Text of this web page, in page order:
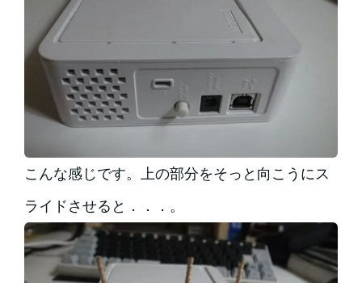
こんな感じです。上の部分をそっと向こうにス
ライドさせると．．．。